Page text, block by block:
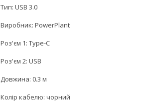
Тип: USB 3.0
Виробник: PowerPlant
Роз'єм 1: Type-C
Роз'єм 2: USB
Довжина: 0.3 м
Колір кабелю: чорний